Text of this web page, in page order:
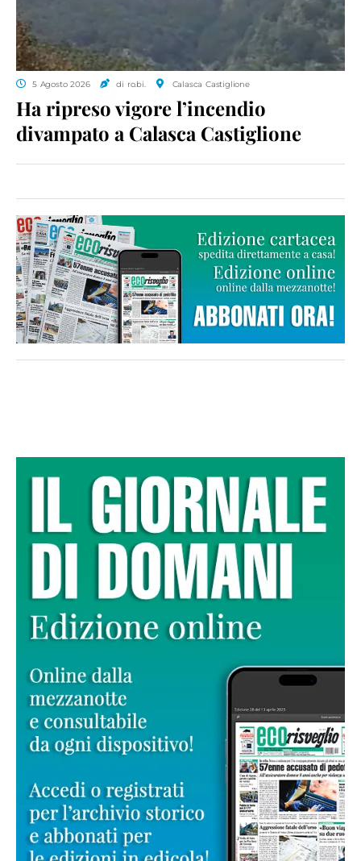
5 Agosto 2026 di ro.bi. Calasca Castiglione
Ha ripreso vigore l’incendio
divampato a Calasca Castiglione